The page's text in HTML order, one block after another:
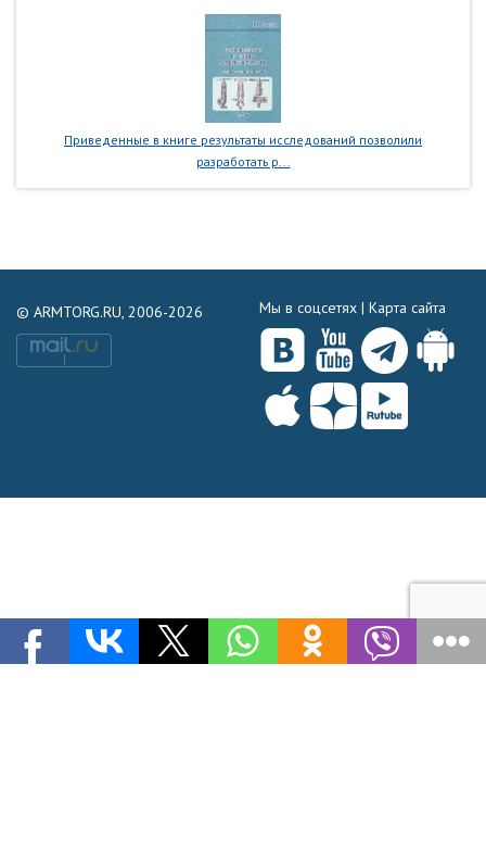
Приведенные в книге результаты исследований позволили
разработать р...
© ARMTORG.RU, 2006-2026 Мы в соцсетях | Карта сайта